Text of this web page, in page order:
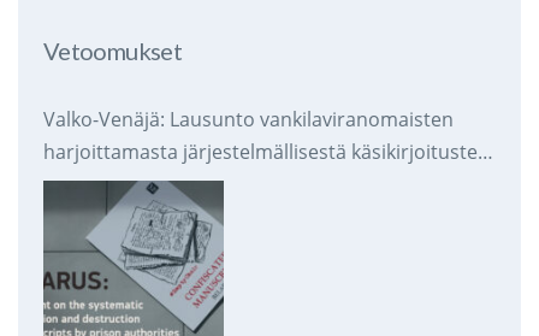
Vetoomukset
Valko-Venäjä: Lausunto vankilaviranomaisten
harjoittamasta järjestelmällisestä käsikirjoitusten
takavarikoinnista ja tuhoamisesta